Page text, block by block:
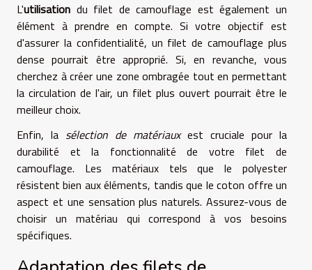
L'utilisation du filet de camouflage est également un
élément à prendre en compte. Si votre objectif est
d'assurer la confidentialité, un filet de camouflage plus
dense pourrait être approprié. Si, en revanche, vous
cherchez à créer une zone ombragée tout en permettant
la circulation de l'air, un filet plus ouvert pourrait être le
meilleur choix.
Enfin, la sélection de matériauxest cruciale pour la
durabilité et la fonctionnalité de votre filet de
camouflage. Les matériaux tels que le polyester
résistent bien aux éléments, tandis que le coton offre un
aspect et une sensation plus naturels. Assurez-vous de
choisir un matériau qui correspond à vos besoins
spécifiques.